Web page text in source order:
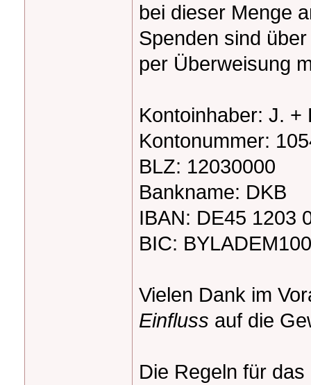
bei dieser Menge
Spenden sind
per Überweisung
Kontoinhaber: J. +
Kontonummer:
BLZ: 12030000
Bankname: DKB
IBAN: DE45 1203
BIC:
Vielen Dank im
Einfluss auf die
Die Regeln für